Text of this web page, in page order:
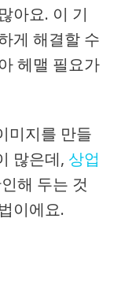
아요. 이 기
게 해결할 수
헤맬 필요가
미지를 만들
많은데, 상업
해 두는 것
이에요.